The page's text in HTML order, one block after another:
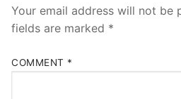
Your email address will not be
fields are marked *
COMMENT *